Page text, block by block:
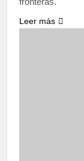
Leer más